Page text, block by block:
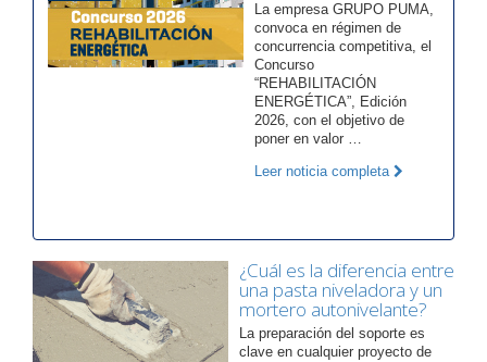
La empresa GRUPO PUMA,
convoca en régimen de
concurrencia competitiva, el
Concurso
“REHABILITACIÓN
ENERGÉTICA”, Edición
2026, con el objetivo de
poner en valor …
Leer noticia completa
¿Cuál es la diferencia entre
una pasta niveladora y un
mortero autonivelante?
La preparación del soporte es
clave en cualquier proyecto de